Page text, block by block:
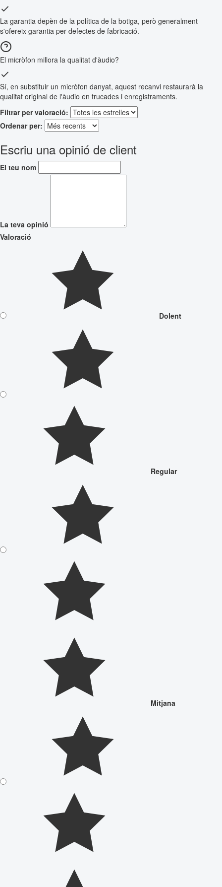
La garantia depèn de la política de la botiga, però generalment
s'ofereix garantia per defectes de fabricació.
El micròfon millora la qualitat d'àudio?
Sí, en substituir un micròfon danyat, aquest recanvi restaurarà la
qualitat original de l'àudio en trucades i enregistraments.
Filtrar per valoració:
Ordenar per:
Escriu una opinió de client
El teu nom
La teva opinió
Valoració
Dolent
Regular
Mitjana